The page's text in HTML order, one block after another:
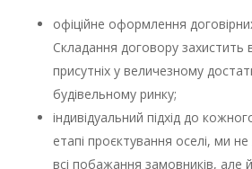
офіційне оформлення
Складання договору захистить
присутніх у величезному
будівельному ринку;
індивідуальний підхід до
етапі проєктування оселі, ми
всі побажання замовників, але